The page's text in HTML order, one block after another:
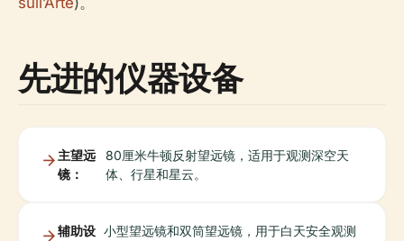
先进的仪器设备
主望远
镜：
80厘米牛顿反射望远镜，适用于观测深空天
体、行星和星云。
辅助设 小型望远镜和双筒望远镜，用于白天安全观测